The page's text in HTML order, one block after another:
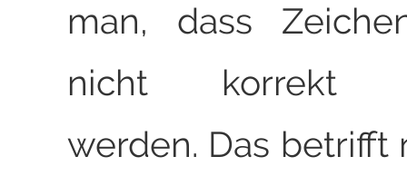
man, dass
nicht korrekt
werden. Das betrifft